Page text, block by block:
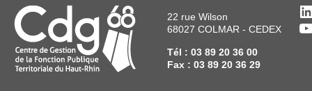
22 rue Wilson
68027 COLMAR - CEDEX
Tél : 03 89 20 36 00
Fax : 03 89 20 36 29